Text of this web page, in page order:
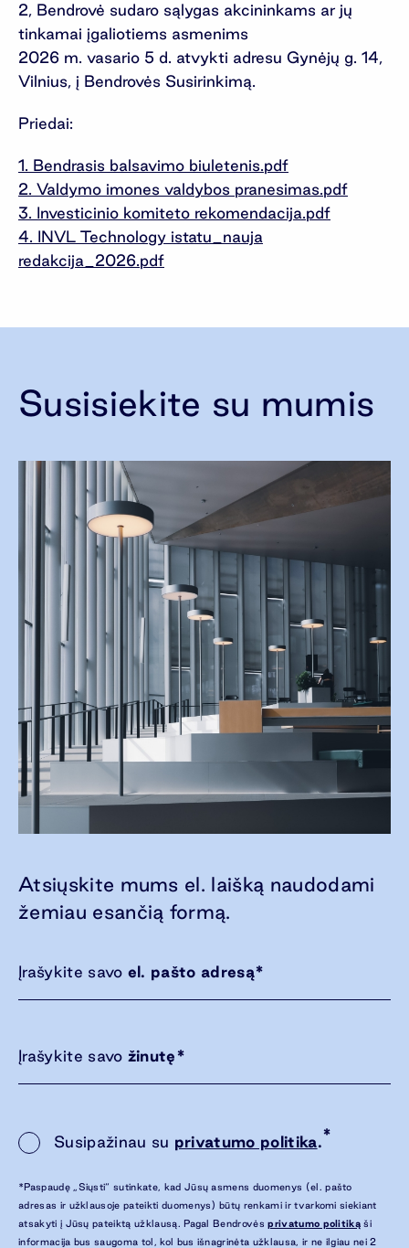
2, Bendrovė sudaro sąlygas akcininkams ar jų
tinkamai įgaliotiems asmenims
2026 m. vasario 5 d. atvykti adresu Gynėjų g. 14,
Vilnius, į Bendrovės Susirinkimą.
Priedai:
1. Bendrasis balsavimo biuletenis.pdf
2. Valdymo imones valdybos pranesimas.pdf
3. Investicinio komiteto rekomendacija.pdf
4. INVL Technology istatu_nauja
redakcija_2026.pdf
Susisiekite su mumis
Atsiųskite mums el. laišką naudodami
žemiau esančią formą.
Įrašykite savo el. pašto adresą*
Įrašykite savo žinutę*
Susipažinau su privatumo politika.*
*Paspaudę „Siųsti“ sutinkate, kad Jūsų asmens duomenys (el. pašto
adresas ir užklausoje pateikti duomenys) būtų renkami ir tvarkomi siekiant
atsakyti į Jūsų pateiktą užklausą. Pagal Bendrovėsprivatumo politiką ši
informacija bus saugoma tol, kol bus išnagrinėta užklausa, ir ne ilgiau nei 2